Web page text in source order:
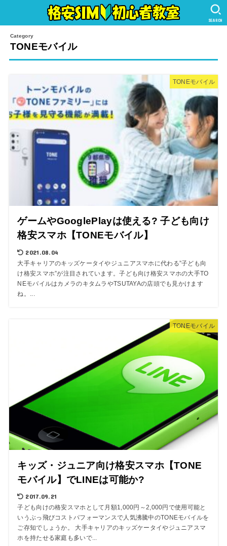
SEARCH
TONEモバイル
TONEモバイル
ゲームやGooglePlayは使える? 子ども向け
格安スマホ【TONEモバイル】
2021.08.04
大手キャリアのキッズケータイやジュニアスマホに代わる”子ども向
け格安スマホ”が注目されています。子ども向け格安スマホの大手TO
NEモバイルはカメラのキタムラやTSUTAYAの店頭でも見かけます
ね。...
TONEモバイル
キッズ・ジュニア向け格安スマホ【TONE
モバイル】でLINEは可能か?
2017.09.21
子ども向けの格安スマホとして月額1,000円～2,000円で使用可能と
いうぶっ飛びコストパフォーマンスで人気沸騰中のTONEモバイルを
ご存知でしょうか。 大手キャリアのキッズケータイやジュニアスマ
ホを持たせる家庭も多いで...